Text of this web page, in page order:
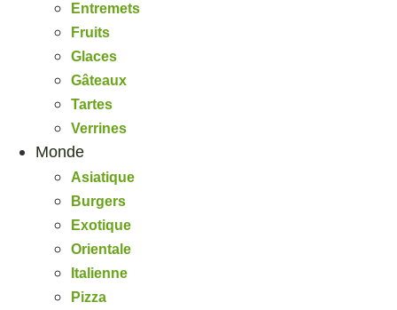
Entremets
Fruits
Glaces
Gâteaux
Tartes
Verrines
Monde
Asiatique
Burgers
Exotique
Orientale
Italienne
Pizza